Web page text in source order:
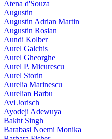
Atena d'Souza
Augustin
Augustin Adrian Martin
Augustin Roșian
Aundi Kolber
Aurel Galchis
Aurel Gheorghe
Aurel P. Micurescu
Aurel Storin
Aurelia Marinescu
Aurelian Barbu
Avi Jorisch
Ayodeji Adewuya
Bakht Singh
Barabasi Noemi Monika